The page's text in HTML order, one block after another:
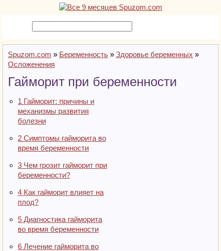
Spuzom.com » Беременность » Здоровье беременных »
Осложенения
Гайморит при беременности
1 Гайморит: причины и
механизмы развития
болезни
2 Симптомы гайморита во
время беременности
3 Чем грозит гайморит при
беременности?
4 Как гайморит влияет на
плод?
5 Диагностика гайморита
во время беременности
6 Лечение гайморита во